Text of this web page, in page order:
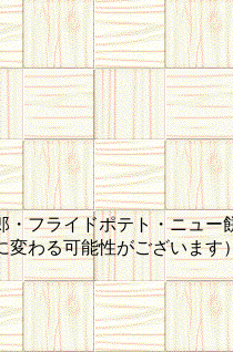
・フライドポテト・ニュー
変わる可能性がございます